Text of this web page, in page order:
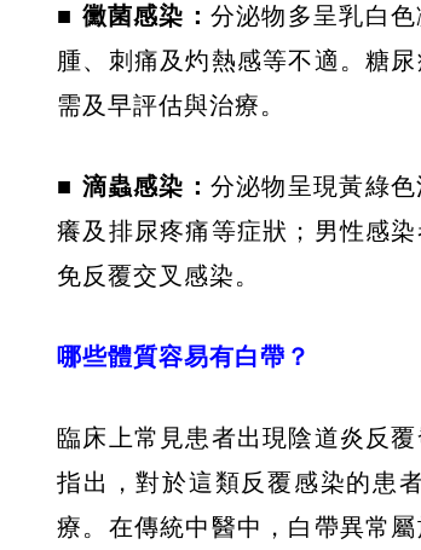
■ 黴菌感染： 分泌物多呈乳白
腫、刺痛及灼熱感等不適。糖
需及早評估與治療。
■ 滴蟲感染： 分泌物呈現黃綠
癢及排尿疼痛等症狀；男性感
免反覆交叉感染。
哪些體質容易有白帶？
臨床上常見患者出現陰道炎反
指出，對於這類反覆感染的患
療。在傳統中醫中，白帶異常